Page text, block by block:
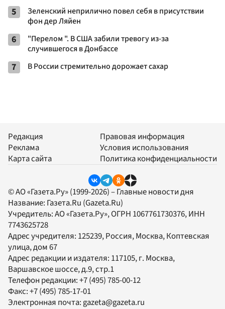
5
Зеленский неприлично повел cебя в присутствии
фон дер Ляйен
6
"Перелом ". В США забили тревогу из-за
случившегося в Донбассе
7 В России стремительно дорожает сахар
Редакция
Реклама
Карта сайта
Правовая информация
Условия использования
Политика конфиденциальности
© АО «Газета.Ру» (1999-2026) – Главные новости дня
Название: Газета.Ru (Gazeta.Ru)
Учредитель:АО «Газета.Ру», ОГРН 1067761730376, ИНН
7743625728
Адрес учредителя: 125239, Россия, Москва, Коптевская
улица, дом 67
Адрес редакции и издателя: 117105, г. Москва,
Варшавское шоссе, д.9, стр.1
Телефон редакции:+7 (495) 785-00-12
Факс:+7 (495) 785-17-01
Электронная почта: gazeta@gazeta.ru